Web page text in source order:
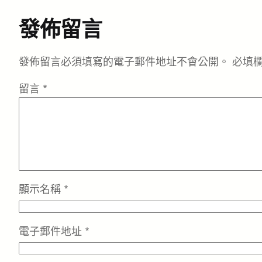
發佈留言
發佈留言必須填寫的電子郵件地址不會公開。 必填
留言 *
顯示名稱 *
電子郵件地址 *